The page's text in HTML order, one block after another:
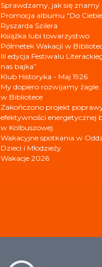
Sprawdzamy, jak się znamy
Promocja albumu "Do
Ryszarda Szilera
Książka lubi towarzystwo
Półmetek Wakacji w
III edycja Festiwalu
nas bajka”
Klub Historyka - Maj 1926
My dopiero rozwijamy żagle.
w Bibliotece
Zakończono projekt
efektywności energetycznej
w Kolbuszowej.
Wakacyjne spotkania w
Dzieci i Młodzieży
Wakacje 2026